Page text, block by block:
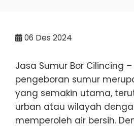
06 Des 2024
Jasa Sumur Bor Cilincing
pengeboran sumur
yang semakin utama,
urban atau wilayah
memperoleh air bersih.